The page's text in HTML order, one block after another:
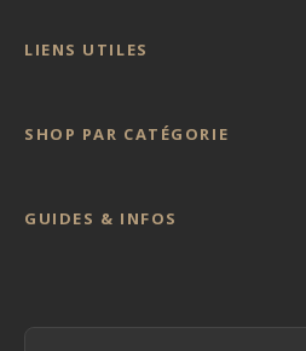
LIENS UTILES
SHOP PAR CATÉGORIE
GUIDES & INFOS